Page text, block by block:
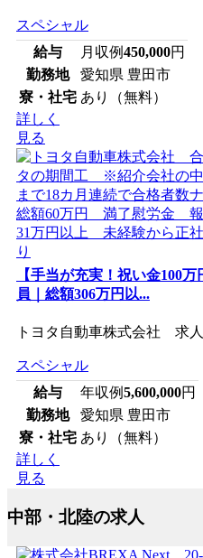
スペシャル
給与
月収例450,000円
勤務地
愛知県 豊田市
寮・社宅 あり（無料）
詳しく
見る
【手当が充実！祝い金100
員｜総額306万円以...
トヨタ自動車株式会社 求
スペシャル
給与
年収例5,600,000円
勤務地
愛知県 豊田市
寮・社宅 あり（無料）
詳しく
見る
中部・北陸の求人